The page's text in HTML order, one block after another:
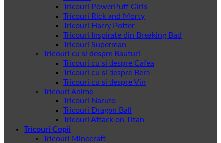
Tricouri PowerPuff Girls
Tricouri Rick and Morty
Tricouri Harry Potter
Tricouri Inspirate din Breaking Bad
Tricouri Superman
Tricouri cu si despre Bauturi
Tricouri cu si despre Cafea
Tricouri cu si despre Bere
Tricouri cu si despre Vin
Tricouri Anime
Tricouri Naruto
Tricouri Dragon Ball
Tricouri Attack on Titan
Tricouri Copii
Tricouri Minecraft